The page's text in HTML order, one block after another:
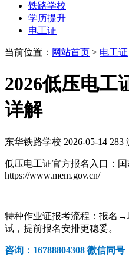
铁路学校
学历提升
电工证
当前位置： 网站首页 > 电工证
2026低压电工
详解
东华铁路学校 2026-05-14 283
低压电工证官方报名入口：
https://www.mem.gov.cn/
特种作业证报考流程：报名
试，提前报名安排更稳妥。
咨询：16788804308 微信同号